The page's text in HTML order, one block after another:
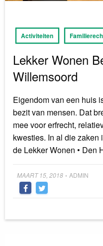
Activiteiten
Lekker Wonen
Willemsoord
Eigendom van een huis
bezit van mensen. Dat
mee voor erfrecht,
kwesties. In al die zaken
de Lekker Wonen • Den
Posted
on
MAART 15, 2018 • ADMIN